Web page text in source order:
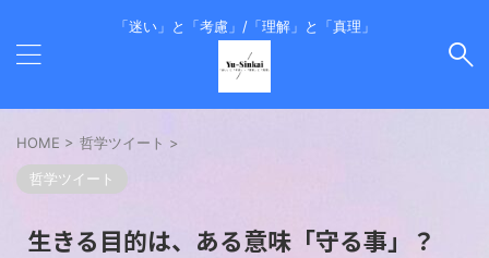
「迷い」と「考慮」/「理解」と「真理」
HOME > 哲学ツイート >
哲学ツイート
生きる目的は、ある意味「守る事」？